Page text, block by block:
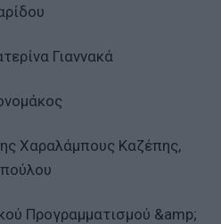
Γιαννακά
Χαραλάμπους Καζέπης,
Προγραμματισμού &amp;